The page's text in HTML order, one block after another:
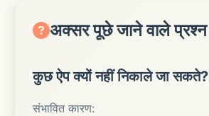
अक्सर पूछे जाने वाले प्रश्न
कुछ ऐप क्यों नहीं निकाले जा सकते?
संभावित कारण: